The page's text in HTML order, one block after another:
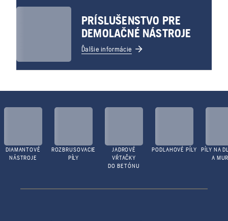
PRÍSLUŠENSTVO PRE
DEMOLAČNÉ NÁSTROJE
Ďalšie informácie
DIAMANTOVÉ
NÁSTROJE
ROZBRUSOVACIE
PÍLY
JADROVÉ
VŔTAČKY
DO BETÓNU
PODLAHOVÉ PÍLY
PÍLY NA
A